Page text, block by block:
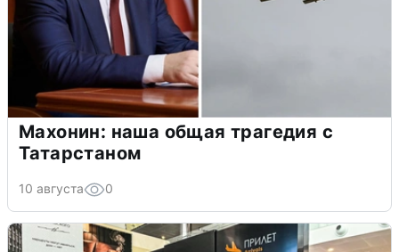
Махонин: наша общая трагедия с
Татарстаном
10 августа 0